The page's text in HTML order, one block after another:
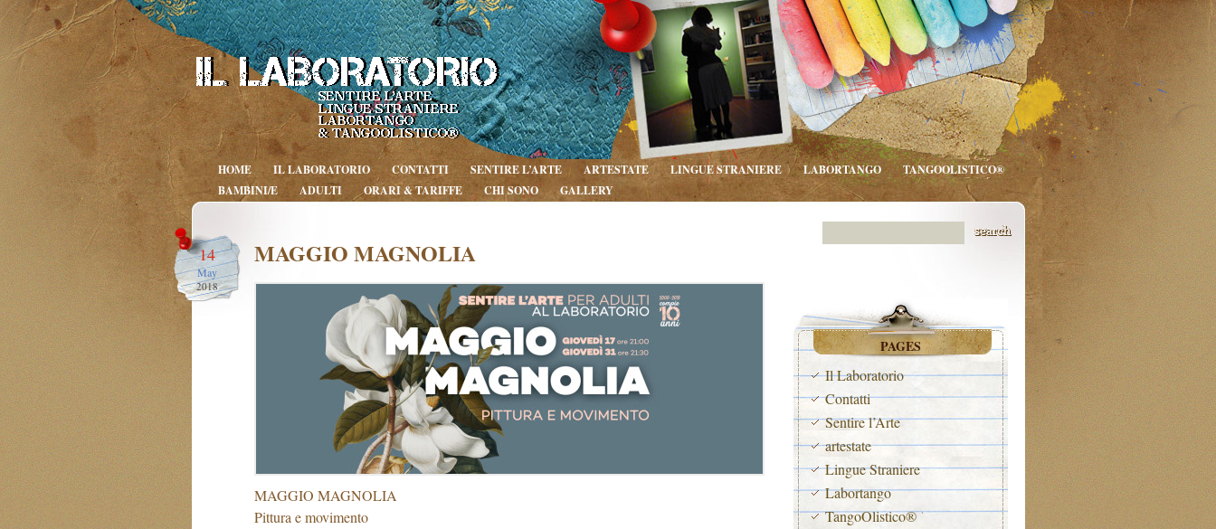
HOME IL LABORATORIO CONTATTI SENTIRE L’ARTE ARTESTATE LINGUE STRANIERE LABORTANGO
TANGOOLISTICO®
BAMBINI/E
ADULTI ORARI & TARIFFE CHI SONO GALLERY
14
May
2018
MAGGIO MAGNOLIA
MAGGIO MAGNOLIA
Pittura e movimento
PAGES
Il Laboratorio
Contatti
Sentire l’Arte
artestate
Lingue Straniere
Labortango
TangoOlistico®